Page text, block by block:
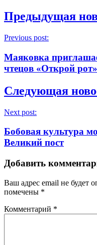
Предыдущая
Previous post:
Маяковка
чтецов «Открой рот»
Следующая
Next post:
Бобовая культура
Великий пост
Добавить
Ваш адрес email не будет
помечены *
Комментарий *